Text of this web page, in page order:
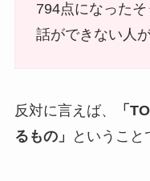
794点になった
話ができない人
反対に言えば、
「
るもの」
ということ